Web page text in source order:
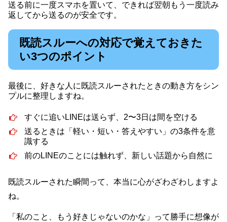
送る前に一度スマホを置いて、できれば翌朝もう一度読み
返してから送るのが安全です。
既読スルーへの対応で覚えておきた
い3つのポイント
最後に、好きな人に既読スルーされたときの動き方をシン
プルに整理しますね。
すぐに追いLINEは送らず、2〜3日は間を空ける
送るときは「軽い・短い・答えやすい」の3条件を意
識する
前のLINEのことには触れず、新しい話題から自然に
既読スルーされた瞬間って、本当に心がざわざわしますよ
ね。
「私のこと、もう好きじゃないのかな」って勝手に想像が